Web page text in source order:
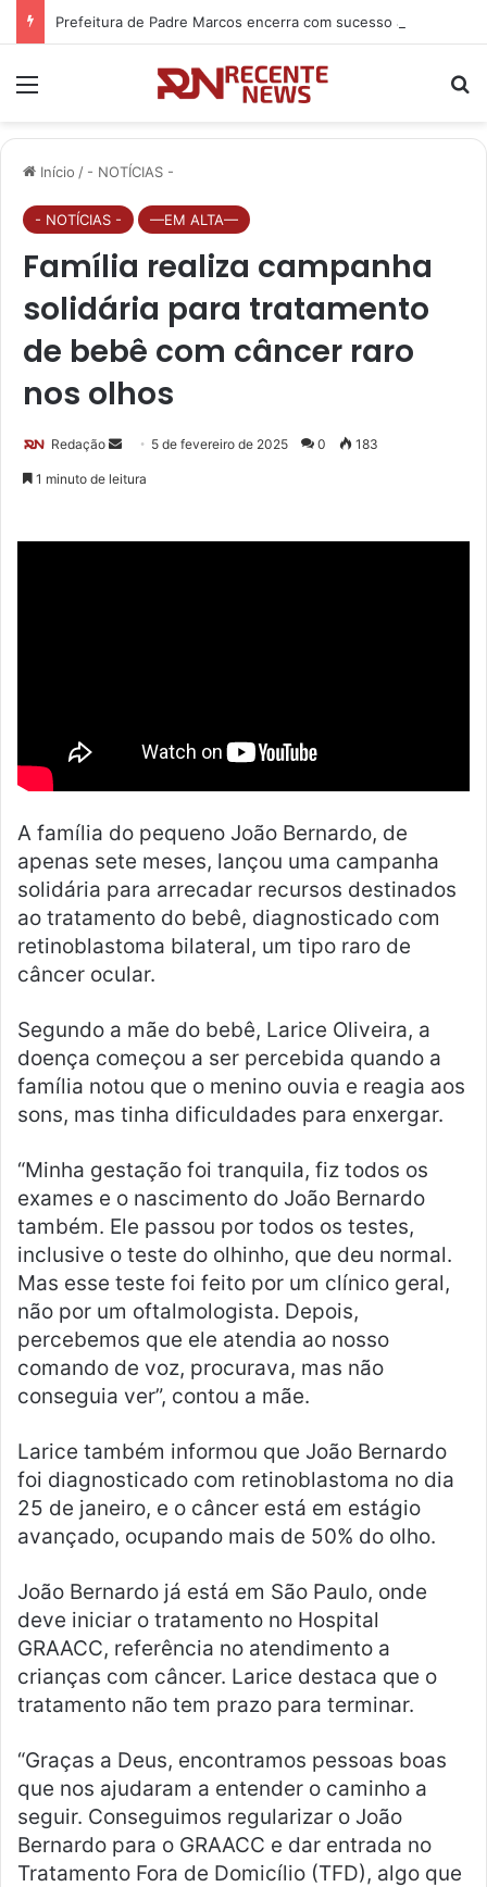
Início / - NOTÍCIAS -
- NOTÍCIAS - —EM ALTA—
Família realiza campanha
solidária para tratamento
de bebê com câncer raro
nos olhos
Redação 5 de fevereiro de 2025 0 183
1 minuto de leitura
A família do pequeno João Bernardo, de
apenas sete meses, lançou uma campanha
solidária para arrecadar recursos destinados
ao tratamento do bebê, diagnosticado com
retinoblastoma bilateral, um tipo raro de
câncer ocular.
Segundo a mãe do bebê, Larice Oliveira, a
doença começou a ser percebida quando a
família notou que o menino ouvia e reagia aos
sons, mas tinha dificuldades para enxergar.
“Minha gestação foi tranquila, fiz todos os
exames e o nascimento do João Bernardo
também. Ele passou por todos os testes,
inclusive o teste do olhinho, que deu normal.
Mas esse teste foi feito por um clínico geral,
não por um oftalmologista. Depois,
percebemos que ele atendia ao nosso
comando de voz, procurava, mas não
conseguia ver”, contou a mãe.
Larice também informou que João Bernardo
foi diagnosticado com retinoblastoma no dia
25 de janeiro, e o câncer está em estágio
avançado, ocupando mais de 50% do olho.
João Bernardo já está em São Paulo, onde
deve iniciar o tratamento no Hospital
GRAACC, referência no atendimento a
crianças com câncer. Larice destaca que o
tratamento não tem prazo para terminar.
“Graças a Deus, encontramos pessoas boas
que nos ajudaram a entender o caminho a
seguir. Conseguimos regularizar o João
Bernardo para o GRAACC e dar entrada no
Tratamento Fora de Domicílio (TFD), algo que